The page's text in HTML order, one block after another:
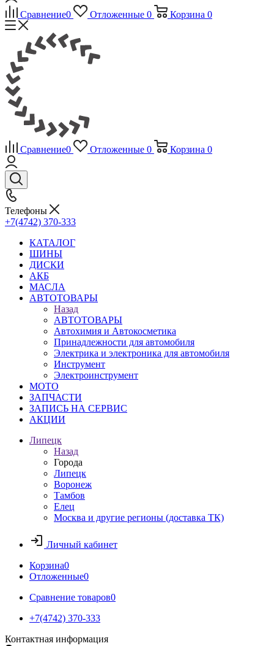
Сравнение0 Отложенные 0 Корзина 0
Сравнение0 Отложенные 0 Корзина 0
Телефоны
+7(4742) 370-333
КАТАЛОГ
ШИНЫ
ДИСКИ
АКБ
МАСЛА
АВТОТОВАРЫ
Назад
АВТОТОВАРЫ
Автохимия и Автокосметика
Принадлежности для автомобиля
Электрика и электроника для автомобиля
Инструмент
Электроинструмент
МОТО
ЗАПЧАСТИ
ЗАПИСЬ НА СЕРВИС
АКЦИИ
Липецк
Назад
Города
Липецк
Воронеж
Тамбов
Елец
Москва и другие регионы (доставка ТК)
Личный кабинет
Корзина0
Отложенные0
Сравнение товаров0
+7(4742) 370-333
Контактная информация